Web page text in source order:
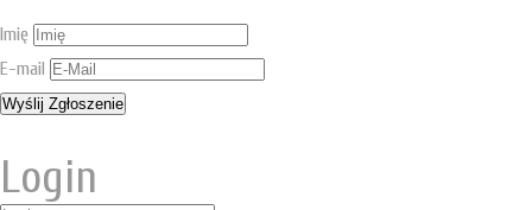
Imię
E-mail
Login